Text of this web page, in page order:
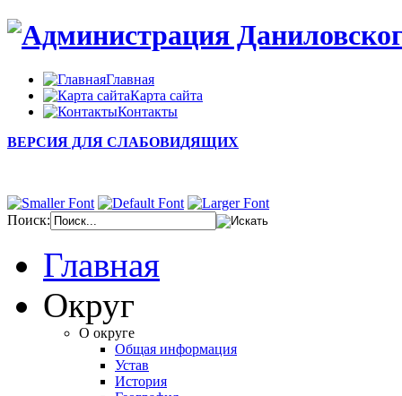
Главная
Карта сайта
Контакты
ВЕРСИЯ ДЛЯ СЛАБОВИДЯЩИХ
Поиск:
Главная
Округ
О округе
Общая информация
Устав
История